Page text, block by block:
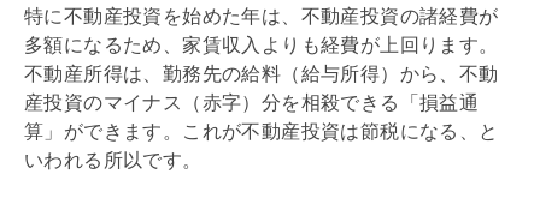
特に不動産投資を始めた年は、不動産投資の諸経費が
多額になるため、家賃収入よりも経費が上回ります。
不動産所得は、勤務先の給料（給与所得）から、不動
産投資のマイナス（赤字）分を相殺できる「損益通
算」ができます。これが不動産投資は節税になる、と
いわれる所以です。